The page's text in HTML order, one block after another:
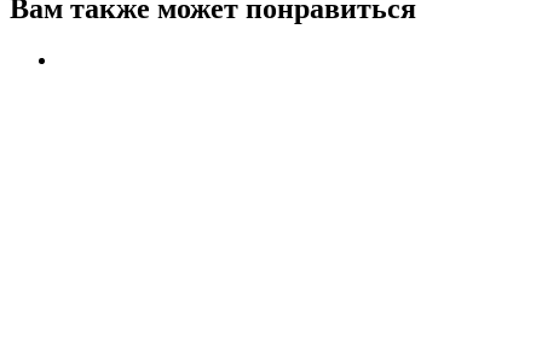
Вам также может понравиться